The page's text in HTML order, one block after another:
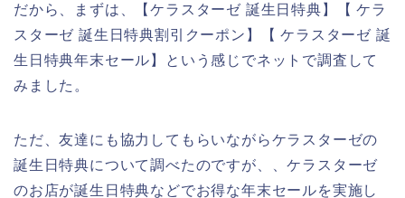
だから、まずは、【ケラスターゼ 誕生日特典】【 ケラ
スターゼ 誕生日特典割引クーポン】【 ケラスターゼ 誕
生日特典年末セール】という感じでネットで調査して
みました。
ただ、友達にも協力してもらいながらケラスターゼの
誕生日特典について調べたのですが、、ケラスターゼ
のお店が誕生日特典などでお得な年末セールを実施し